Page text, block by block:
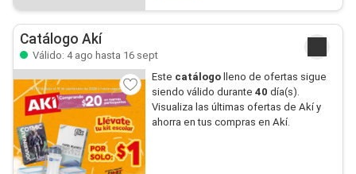
Catálogo Akí
Válido: 4 ago hasta 16 sept
Este catálogo lleno de ofertas sigue
siendo válido durante 40 día(s).
Visualiza las últimas ofertas de Akí y
ahorra en tus compras en Akí.